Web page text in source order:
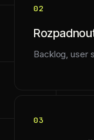
02
Backlog, user
03